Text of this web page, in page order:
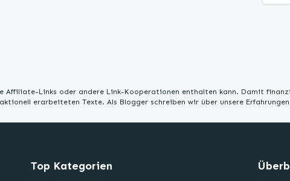
Affiliate-Links oder andere Link-Kooperationen enthalten kann. Damit
erarbeiteten Texte. Als Blogger schreiben wir über unsere
Top Kategorien